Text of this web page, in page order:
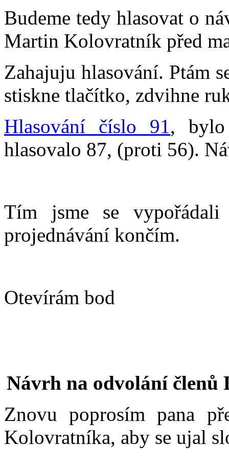
Budeme tedy hlasovat o
Martin Kolovratník před
Zahajuju hlasování. Ptám
stiskne tlačítko, zdvihne
Hlasování číslo 91, bylo
hlasovalo 87, (proti 56).
Tím jsme se
projednávání končím.
Otevírám bod
Návrh na odvolání členů
Znovu poprosím pana
Kolovratníka, aby se ujal